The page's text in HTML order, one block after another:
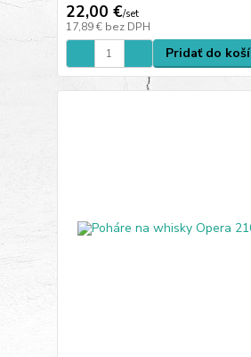
22,00 €/set
17,89 € bez DPH
Pridať do